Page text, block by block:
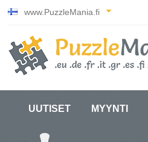
www.PuzzleMania.fi
UUTISET MYYNTI